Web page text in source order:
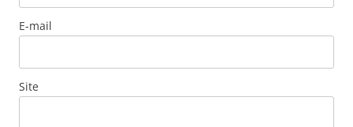
E-mail
Site